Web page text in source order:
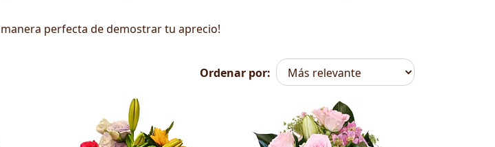
perfecta de demostrar tu aprecio!
Ordenar por: